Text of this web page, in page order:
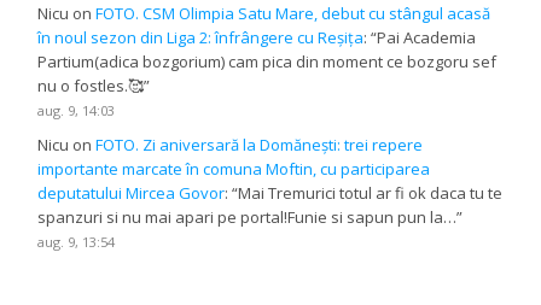
Nicu onFOTO. CSM Olimpia Satu Mare, debut cu stângul acasă
în noul sezon din Liga 2: înfrângere cu Reșița: “Pai Academia
Partium(adica bozgorium) cam pica din moment ce bozgoru sef
nu o fostles.🥰”
aug. 9, 14:03
Nicu onFOTO. Zi aniversară la Domănești: trei repere
importante marcate în comuna Moftin, cu participarea
deputatului Mircea Govor: “Mai Tremurici totul ar fi ok daca tu te
spanzuri si nu mai apari pe portal!Funie si sapun pun la…”
aug. 9, 13:54